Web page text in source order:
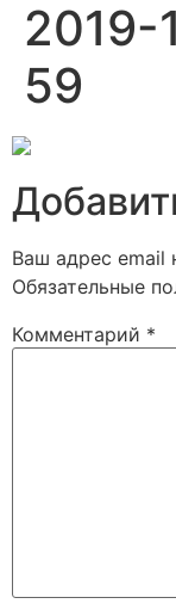
2019-
59
Ваш адрес email
Обязательные
Комментарий *